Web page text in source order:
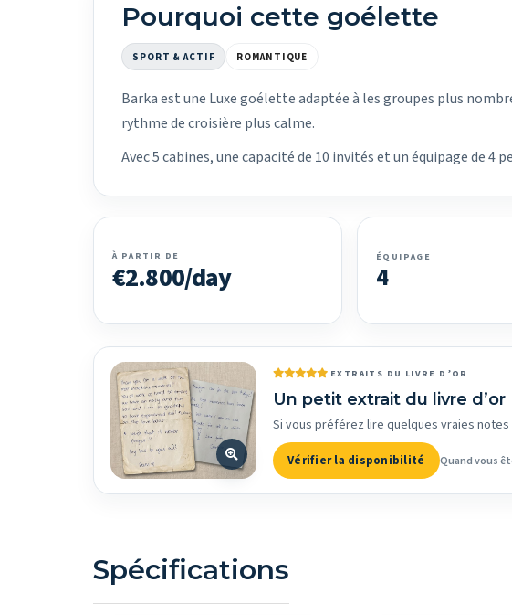
Pourquoi cette goélette
SPORT & ACTIF ROMANTIQUE
Barka est une Luxe goélette adaptée à les groupes plus
rythme de croisière plus calme.
Avec 5 cabines, une capacité de 10 invités et un équipage de
À PARTIR DE
€2.800/day
ÉQUIPAGE
4
EXTRAITS DU LIVRE D’OR
Un petit extrait du livre d’or
Si vous préférez lire quelques vraies notes
Vérifier la disponibilité Quand vous
Spécifications